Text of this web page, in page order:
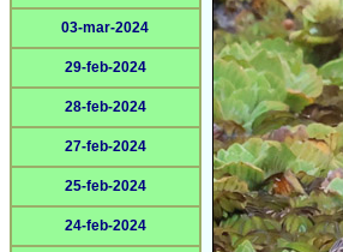
03-mar-2024
29-feb-2024
28-feb-2024
27-feb-2024
25-feb-2024
24-feb-2024